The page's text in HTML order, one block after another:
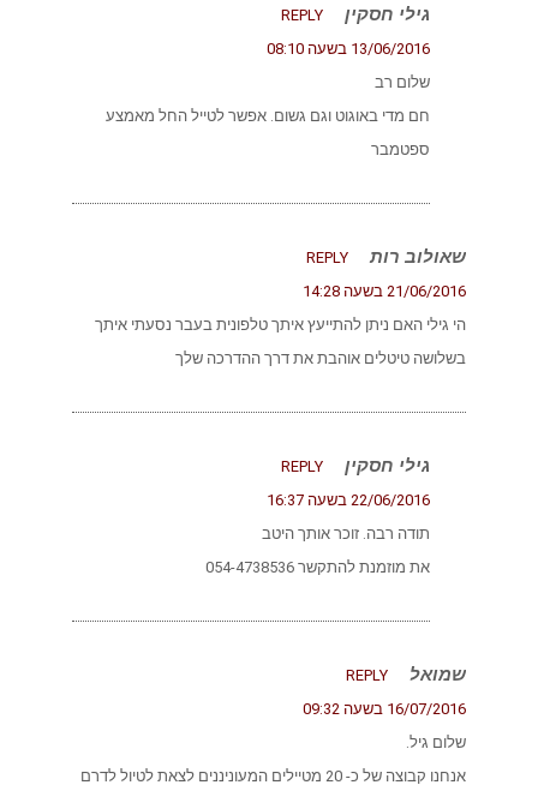
גילי חסקין
REPLY
13/06/2016 בשעה 08:10
שלום רב
חם מדי באוגוט וגם גשום. אפשר לטייל החל מאמצע
ספטמבר
שאולוב רות
REPLY
21/06/2016 בשעה 14:28
הי גילי האם ניתן להתייעץ איתך טלפונית בעבר נסעתי איתך
בשלושה טיטלים אוהבת את דרך ההדרכה שלך
גילי חסקין
REPLY
22/06/2016 בשעה 16:37
תודה רבה. זוכר אותך היטב
את מוזמנת להתקשר 054-4738536
שמואל
REPLY
16/07/2016 בשעה 09:32
שלום גיל.
אנחנו קבוצה של כ- 20 מטיילים המעוניננים לצאת לטיול לדרם